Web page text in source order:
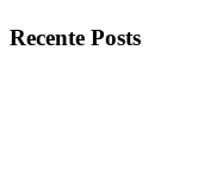
Recente Posts